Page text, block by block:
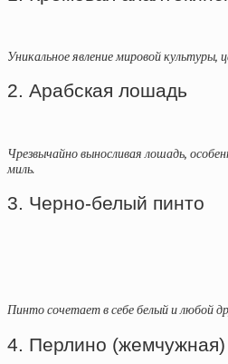
Уникальное явление мировой культуры,
2. Арабская лошадь
Чрезвычайно выносливая лошадь,
миль.
3. Черно-белый пинто
Пинто сочетает в себе белый и любой
4. Перлино (жемчужная)